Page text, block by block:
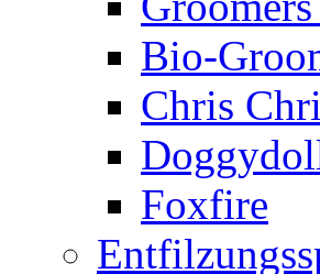
Bio-
Chris
Foxfire